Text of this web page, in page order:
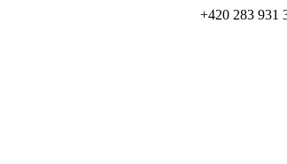
+420 283 931